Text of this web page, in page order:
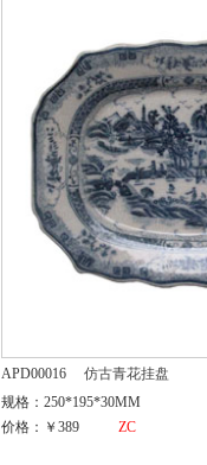
APD00016
仿古青花挂盘
规格：250*195*30MM
价格：￥389
ZC